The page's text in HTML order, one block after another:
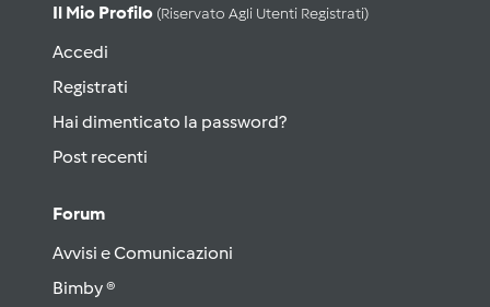
Il Mio Profilo (riservato Agli Utenti Registrati)
Accedi
Registrati
Hai dimenticato la password?
Post recenti
Forum
Avvisi e Comunicazioni
Bimby ®